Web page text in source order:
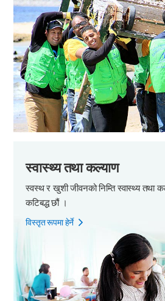
स्वास्थ्य तथा कल्याण
स्वस्थ र खुशी जीवनको निम्तिस्वास्थ्य तथा
कटिबद्ध छौं ।
विस्तृत रूपमा हेर्ने